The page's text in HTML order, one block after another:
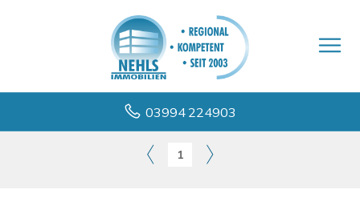
03994 224903
1